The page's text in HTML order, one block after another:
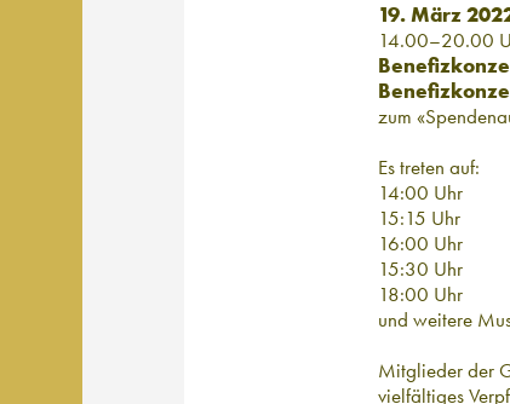
19. März
14.00–20.00
zum
Es treten auf:
14:00 Uhr
15:15 Uhr
16:00 Uhr
15:30 Uhr
18:00 Uhr
und weitere
Mitglieder der
vielfältiges